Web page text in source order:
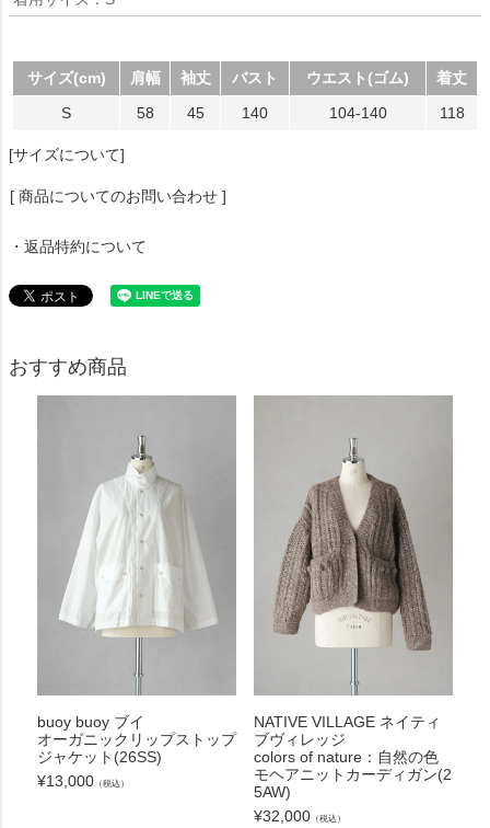
サイズ(cm) 肩幅 袖丈 バスト ウエスト(ゴム)
着丈
S
58 45 140 104-140 118
[サイズについて]
[ 商品についてのお問い合わせ ]
・返品特約について
おすすめ商品
buoy buoy ブイ
オーガニックリップストップ
ジャケット(26SS)
¥13,000（税込）
NATIVE VILLAGE ネイティ
ブヴィレッジ
colors of nature：自然の色
モヘアニットカーディガン(2
5AW)
¥32,000 （税込）